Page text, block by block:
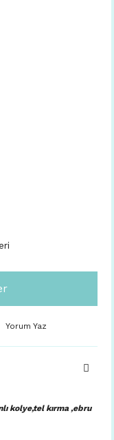
Yorum Yaz
kolye,tel kırma ,ebru